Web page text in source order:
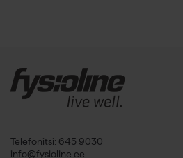
Telefonitsi: 645 9030
info@fysioline.ee